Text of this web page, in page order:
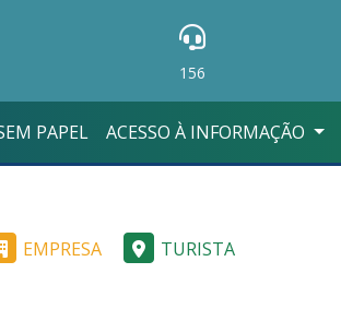
156
PAPEL ACESSO À INFORMAÇÃO
EMPRESA TURISTA